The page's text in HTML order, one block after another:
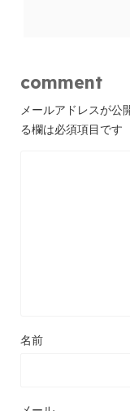
comment
メールアドレスが公
る欄は必須項目です
名前